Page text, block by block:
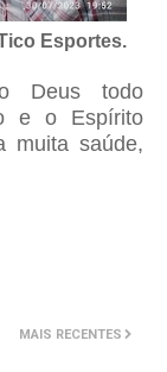
Esportes.
Deus todo
e o Espírito
muita saúde,
MAIS RECENTES